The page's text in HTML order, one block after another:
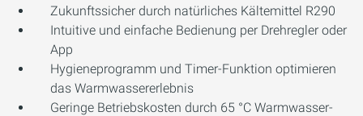
Zukunftssicher durch natürliches Kältemittel R290
Intuitive und einfache Bedienung per Drehregler oder
App
Hygieneprogramm und Timer-Funktion optimieren
das Warmwassererlebnis
Geringe Betriebskosten durch 65 °C Warmwasser-